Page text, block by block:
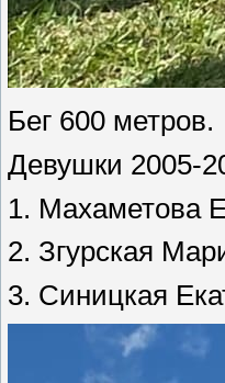
Бег 600 метров.
Девушки 2005-
1. Махаметова
2. Згурская
3. Синицкая